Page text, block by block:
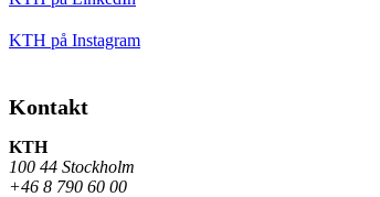
KTH på Instagram
Kontakt
KTH
100 44 Stockholm
+46 8 790 60 00